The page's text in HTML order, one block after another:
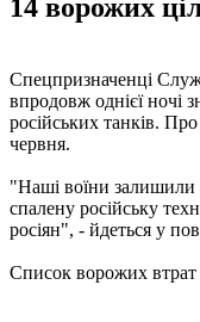
14 ворожих
Спецпризначенці
впродовж однієї ночі
російських танків.
червня.
"Наші воїни залишили
спалену російську
росіян", - йдеться у
Список ворожих